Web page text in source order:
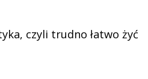
czyli trudno łatwo żyć